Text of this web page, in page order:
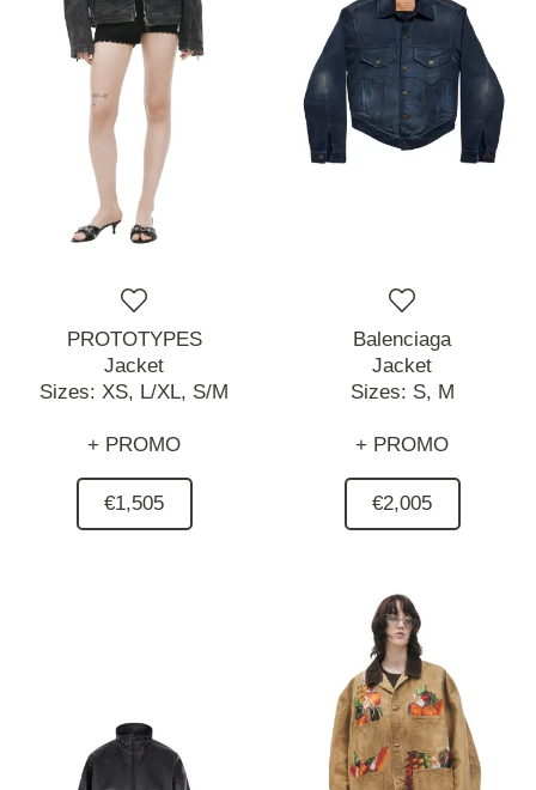
PROTOTYPES
Jacket
Sizes: XS, L/XL, S/M
+ PROMO
€1,505
Balenciaga
Jacket
Sizes: S, M
+ PROMO
€2,005